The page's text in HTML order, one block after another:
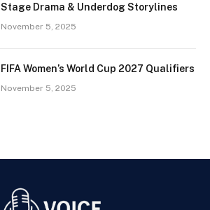
Stage Drama & Underdog Storylines
November 5, 2025
FIFA Women’s World Cup 2027 Qualifiers
November 5, 2025